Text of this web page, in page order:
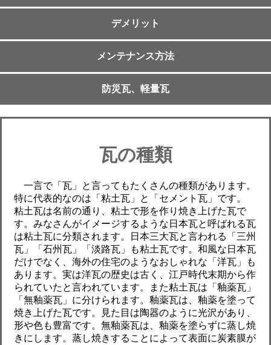
デメリット
メンテナンス方法
防災瓦、軽量瓦
瓦の種類
一言で「瓦」と言ってもたくさんの種類があります。
特に代表的なのは「粘土瓦」と「セメント瓦」です。
粘土瓦は名前の通り、粘土で形を作り焼き上げた瓦で
す。みなさんがイメージするような日本瓦と呼ばれる瓦
は粘土瓦に分類されます。日本三大瓦と言われる「三州
瓦」「石州瓦」「淡路瓦」も粘土瓦です。和風な日本瓦
だけでなく、海外の住宅のようなおしゃれな「洋瓦」も
あります。実は洋瓦の歴史は古く、江戸時代末期から作
られていたと言われています。また粘土瓦は「釉薬瓦」
「無釉薬瓦」に分けられます。釉薬瓦は、釉薬を塗って
焼き上げた瓦です。見た目は陶器のように光沢があり、
形や色も豊富です。無釉薬瓦は、釉薬を塗らずに蒸し焼
きにします。蒸し焼きすることによって表面に炭素膜が